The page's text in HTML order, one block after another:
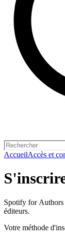
AccueilAccès et
Spotify for Authors
éditeurs.
Votre méthode